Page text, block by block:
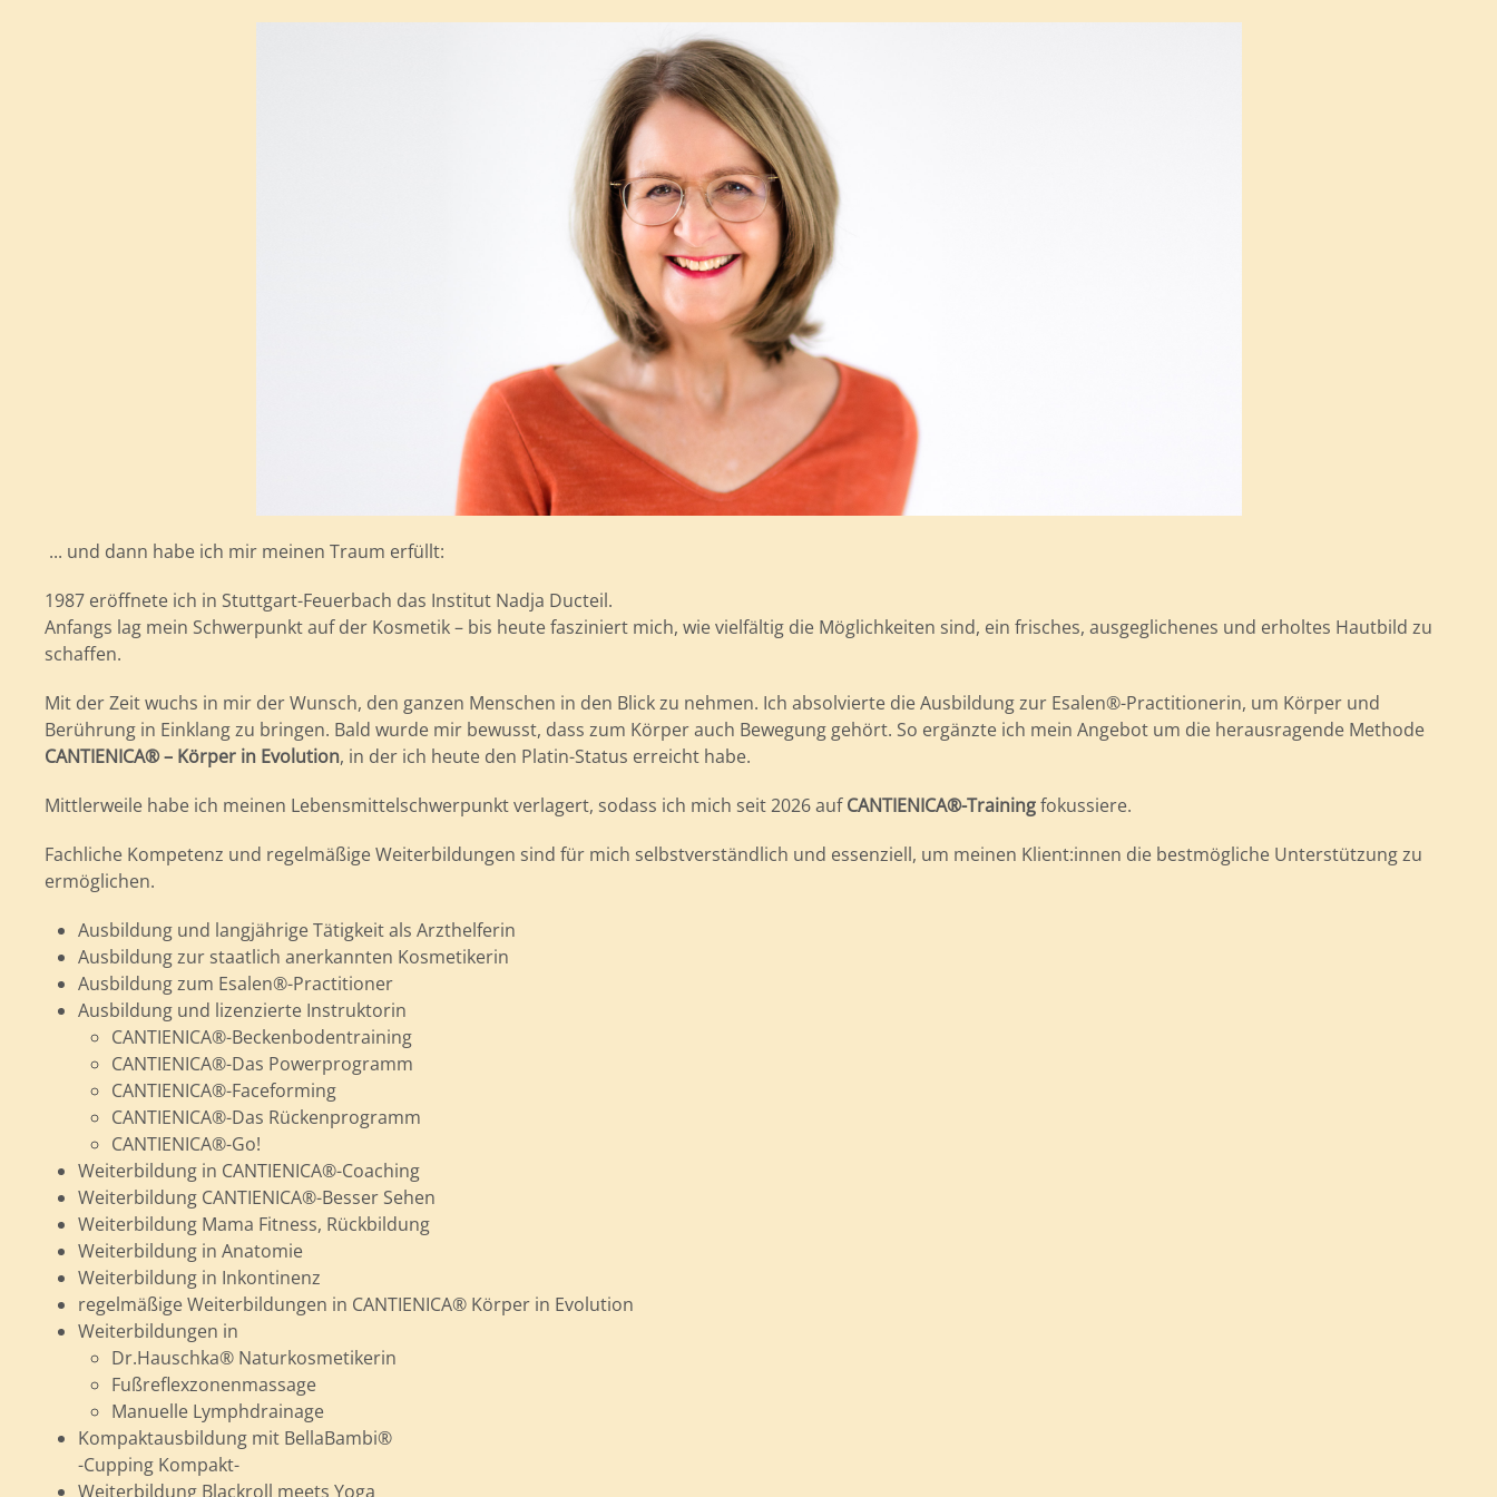
... und dann habe ich mir meinen Traum erfüllt:
1987 eröffnete ich in Stuttgart-Feuerbach das Institut Nadja Ducteil.
Anfangs lag mein Schwerpunkt auf der Kosmetik – bis heute fasziniert mich, wie vielfältig die Möglichkeiten sind, ein frisches, ausgeglichenes und erholtes Hautbild zu
schaffen.
Mit der Zeit wuchs in mir der Wunsch, den ganzen Menschen in den Blick zu nehmen. Ich absolvierte die Ausbildung zur Esalen®-Practitionerin, um Körper und
Berührung in Einklang zu bringen. Bald wurde mir bewusst, dass zum Körper auch Bewegung gehört. So ergänzte ich mein Angebot um die herausragende Methode
CANTIENICA® – Körper in Evolution, in der ich heute den Platin-Status erreicht habe.
Mittlerweile habe ich meinen Lebensmittelschwerpunkt verlagert, sodass ich mich seit 2026 aufCANTIENICA®-Trainingfokussiere.
Fachliche Kompetenz und regelmäßige Weiterbildungen sind für mich selbstverständlich und essenziell, um meinen Klient:innen die bestmögliche Unterstützung zu
ermöglichen.
Ausbildung und langjährige Tätigkeit als Arzthelferin
Ausbildung zur staatlich anerkannten Kosmetikerin
Ausbildung zum Esalen®-Practitioner
Ausbildung und lizenzierte Instruktorin
CANTIENICA®-Beckenbodentraining
CANTIENICA®-Das Powerprogramm
CANTIENICA®-Faceforming
CANTIENICA®-Das Rückenprogramm
CANTIENICA®-Go!
Weiterbildung in CANTIENICA®-Coaching
Weiterbildung CANTIENICA®-Besser Sehen
Weiterbildung Mama Fitness, Rückbildung
Weiterbildung in Anatomie
Weiterbildung in Inkontinenz
regelmäßige Weiterbildungen in CANTIENICA® Körper in Evolution
Weiterbildungen in
Dr.Hauschka® Naturkosmetikerin
Fußreflexzonenmassage
Manuelle Lymphdrainage
Kompaktausbildung mit BellaBambi®
-Cupping Kompakt-
Weiterbildung Blackroll meets Yoga